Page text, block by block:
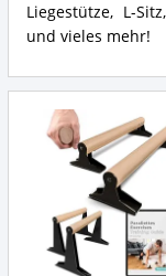
Liegestütze, L-
und vieles mehr!